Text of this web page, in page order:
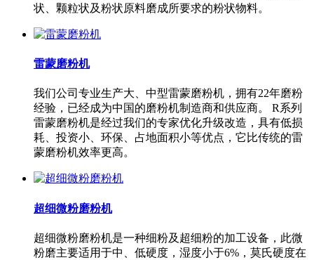
状、颗粒状及粉状原料磨成所要求的粉状物料。
雷蒙磨粉机
我们公司专业生产大、中型雷蒙磨粉机，拥有22年磨粉
经验，已经成为中国的磨粉机制造商和供应商。 R系列
雷蒙磨粉机是经过我们的专家优化升级改造，具有低损
耗、投资小、环保、占地面积小等优点，它比传统的雷
蒙磨粉机效率更高。
超细微粉磨粉机
超细微粉磨粉机是一种细粉及超细粉的加工设备，此微
粉磨主要适用于中、低硬度，湿度小于6%，莫氏硬度在